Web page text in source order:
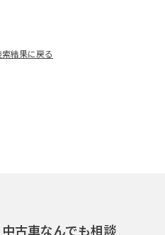
索結果に戻る
中古車なんでも相談